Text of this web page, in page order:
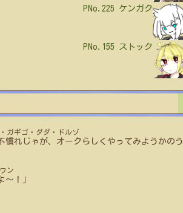
PNo.225 ケンガク
PNo.155 ストック
ガギゴ・ダダ・ドルゾ
慣れじゃが、オークらしくやってみようかの
ン
～！」